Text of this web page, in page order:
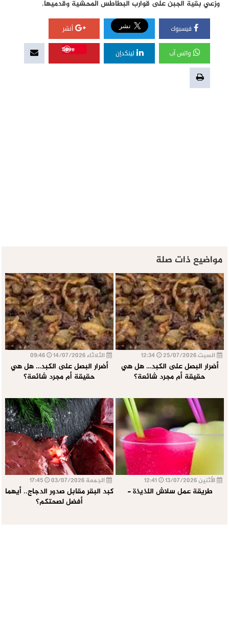
وزعي بقية الجبن على قوارب البطاطس المحشية وقدميها.
فيسبوك أنشر
واتس آب لينكدإن
Save
مواضيع ذات صلة
السبت 25/07/2026
أضرار البصل على الكبد… هل هي
حقيقة أم مجرد شائعة؟
الثلاثاء 14/07/2026
أضرار البصل على الكبد… هل هي
حقيقة أم مجرد شائعة؟
الأثنين 13/07/2026
طريقة عمل سلاش اللذيذة -
الجمعة 03/07/2026
كبد البقر مقابل صدور الدجاج.. أيهما
أفضل لصحتكم؟